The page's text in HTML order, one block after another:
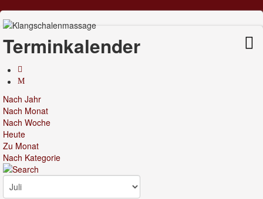
Terminkalender
Nach Jahr
Nach Monat
Nach Woche
Heute
Zu Monat
Nach Kategorie